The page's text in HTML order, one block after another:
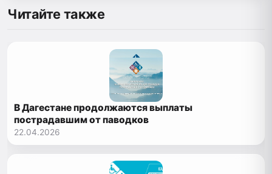
Читайте также
В Дагестане продолжаются выплаты
пострадавшим от паводков
22.04.2026